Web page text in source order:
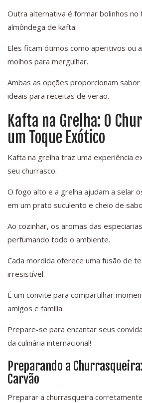
Outra alternativa é formar bolinhos no
almôndega de kafta.
Eles ficam ótimos como aperitivos ou
molhos para mergulhar.
Ambas as opções proporcionam
ideais para receitas de verão.
Kafta na Grelha: O
um Toque Exótico
Kafta na grelha traz uma experiência
seu churrasco.
O fogo alto e a grelha ajudam a selar
em um prato suculento e cheio de
Ao cozinhar, os aromas das
perfumando todo o ambiente.
Cada mordida oferece uma fusão de
irresistível.
É um convite para compartilhar
amigos e família.
Prepare-se para encantar seus
da culinária internacional!
Preparando a
Carvão
Preparar a churrasqueira